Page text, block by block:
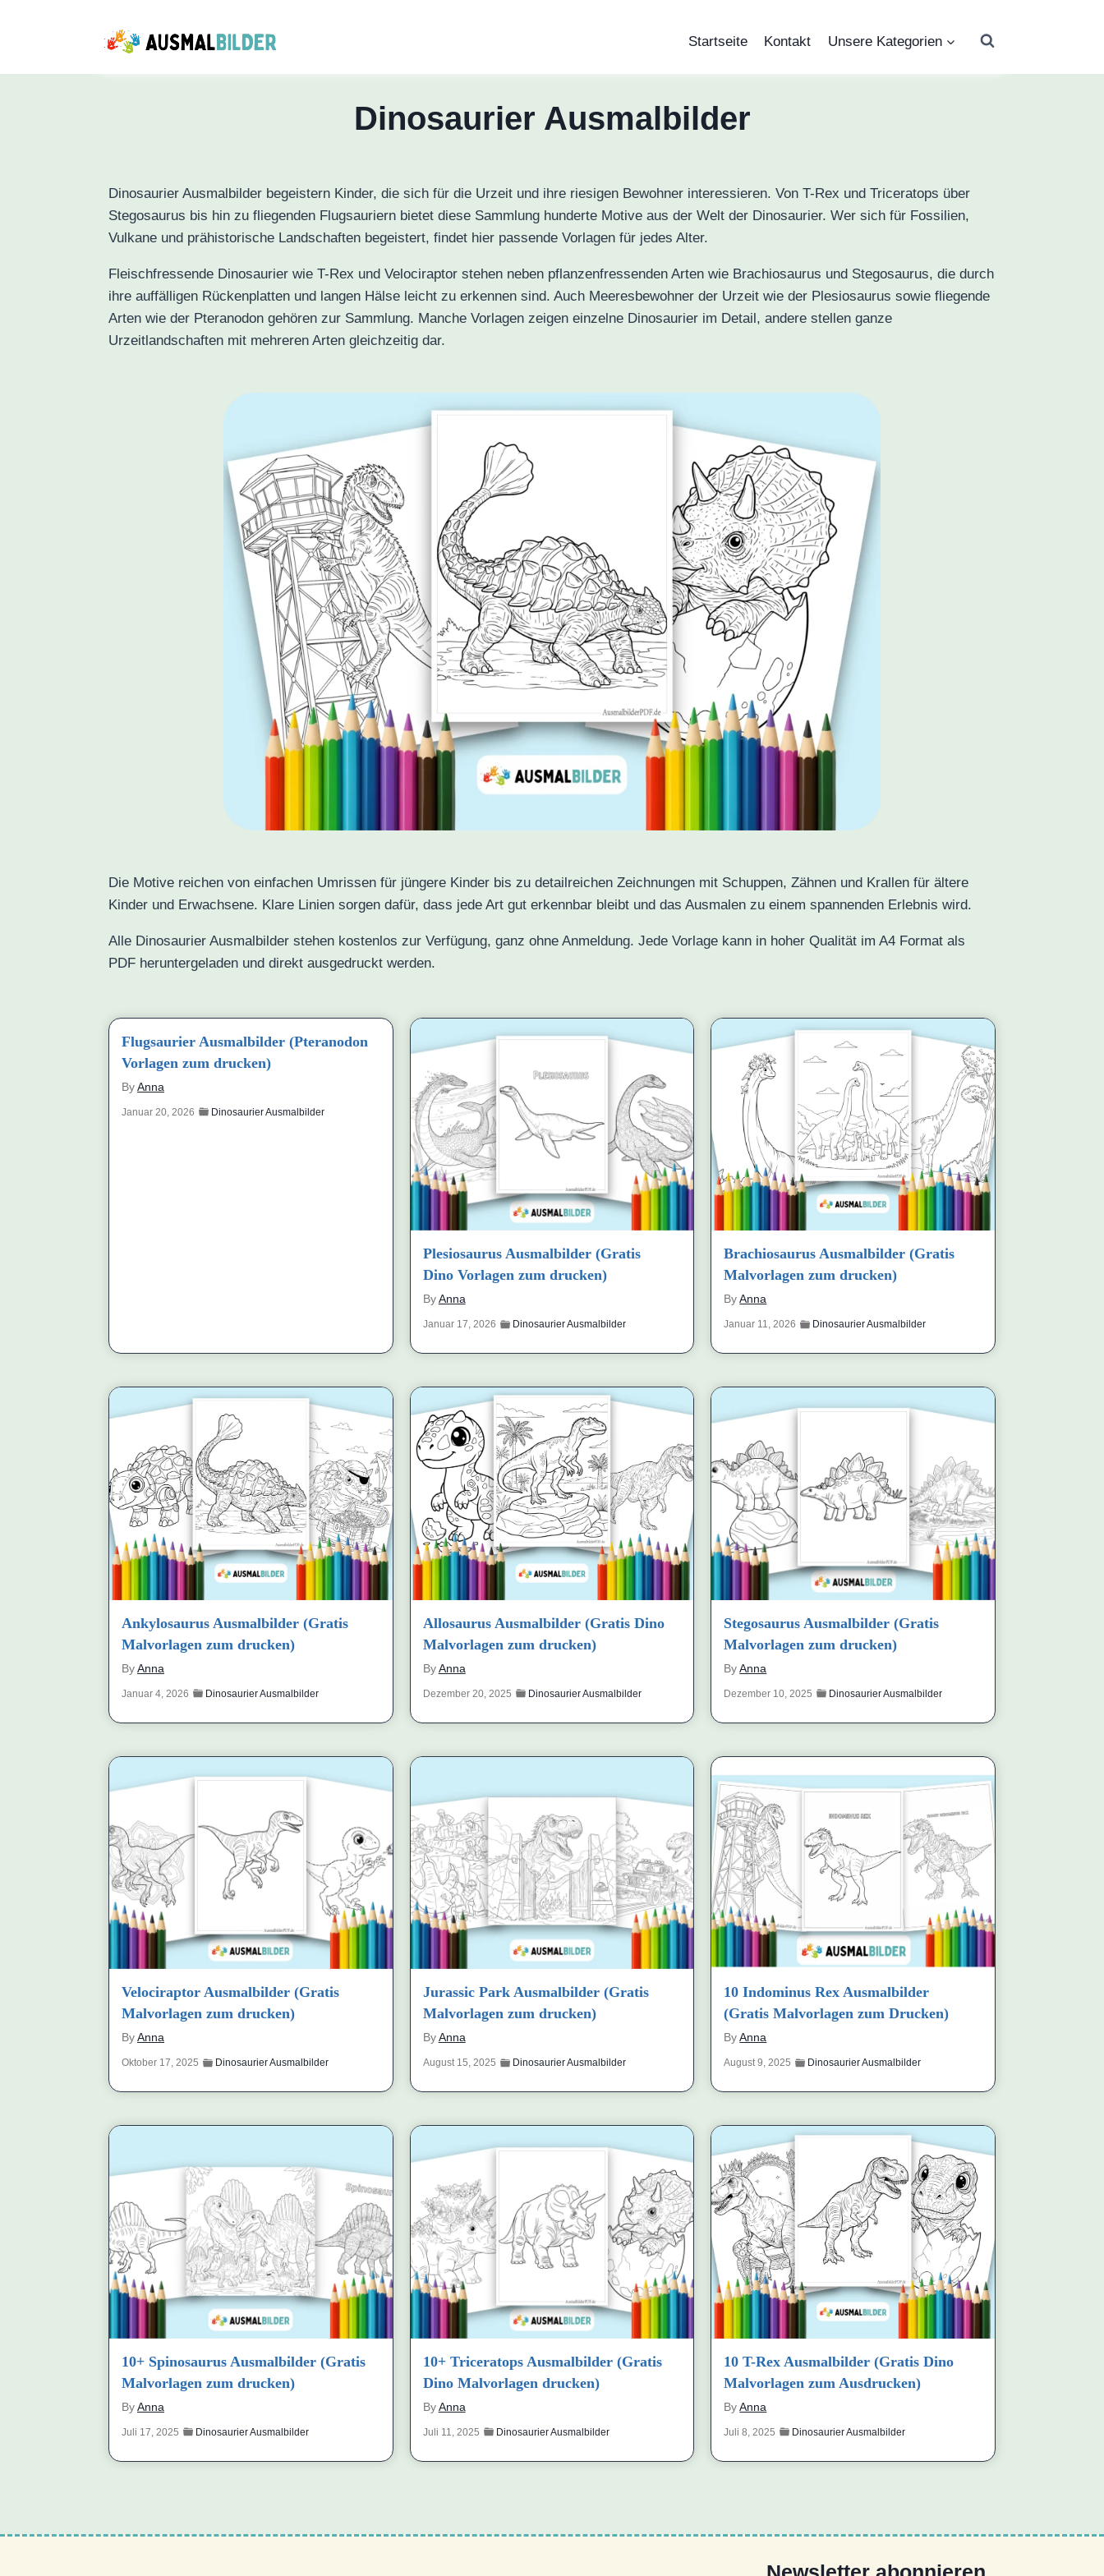
Startseite Kontakt Unsere Kategorien
Dinosaurier Ausmalbilder
Dinosaurier Ausmalbilder begeistern Kinder, die sich für die Urzeit und ihre riesigen Bewohner interessieren. Von T-Rex und Triceratops über
Stegosaurus bis hin zu fliegenden Flugsauriern bietet diese Sammlung hunderte Motive aus der Welt der Dinosaurier. Wer sich für Fossilien,
Vulkane und prähistorische Landschaften begeistert, findet hier passende Vorlagen für jedes Alter.
Fleischfressende Dinosaurier wie T-Rex und Velociraptor stehen neben pflanzenfressenden Arten wie Brachiosaurus und Stegosaurus, die durch
ihre auffälligen Rückenplatten und langen Hälse leicht zu erkennen sind. Auch Meeresbewohner der Urzeit wie der Plesiosaurus sowie fliegende
Arten wie der Pteranodon gehören zur Sammlung. Manche Vorlagen zeigen einzelne Dinosaurier im Detail, andere stellen ganze
Urzeitlandschaften mit mehreren Arten gleichzeitig dar.
Die Motive reichen von einfachen Umrissen für jüngere Kinder bis zu detailreichen Zeichnungen mit Schuppen, Zähnen und Krallen für ältere
Kinder und Erwachsene. Klare Linien sorgen dafür, dass jede Art gut erkennbar bleibt und das Ausmalen zu einem spannenden Erlebnis wird.
Alle Dinosaurier Ausmalbilder stehen kostenlos zur Verfügung, ganz ohne Anmeldung. Jede Vorlage kann in hoher Qualität im A4 Format als
PDF heruntergeladen und direkt ausgedruckt werden.
Flugsaurier Ausmalbilder (Pteranodon
Vorlagen zum drucken)
ByAnna
Januar 20, 2026 Dinosaurier Ausmalbilder
Plesiosaurus Ausmalbilder (Gratis
Dino Vorlagen zum drucken)
ByAnna
Januar 17, 2026 Dinosaurier Ausmalbilder
Brachiosaurus Ausmalbilder (Gratis
Malvorlagen zum drucken)
ByAnna
Januar 11, 2026 Dinosaurier Ausmalbilder
Ankylosaurus Ausmalbilder (Gratis
Malvorlagen zum drucken)
ByAnna
Januar 4, 2026 Dinosaurier Ausmalbilder
Allosaurus Ausmalbilder (Gratis Dino
Malvorlagen zum drucken)
ByAnna
Dezember 20, 2025 Dinosaurier Ausmalbilder
Stegosaurus Ausmalbilder (Gratis
Malvorlagen zum drucken)
ByAnna
Dezember 10, 2025 Dinosaurier Ausmalbilder
Velociraptor Ausmalbilder (Gratis
Malvorlagen zum drucken)
ByAnna
Oktober 17, 2025 Dinosaurier Ausmalbilder
Jurassic Park Ausmalbilder (Gratis
Malvorlagen zum drucken)
ByAnna
August 15, 2025 Dinosaurier Ausmalbilder
10 Indominus Rex Ausmalbilder
(Gratis Malvorlagen zum Drucken)
ByAnna
August 9, 2025 Dinosaurier Ausmalbilder
10+ Spinosaurus Ausmalbilder (Gratis
Malvorlagen zum drucken)
ByAnna
Juli 17, 2025 Dinosaurier Ausmalbilder
10+ Triceratops Ausmalbilder (Gratis
Dino Malvorlagen drucken)
ByAnna
Juli 11, 2025 Dinosaurier Ausmalbilder
10 T-Rex Ausmalbilder (Gratis Dino
Malvorlagen zum Ausdrucken)
ByAnna
Juli 8, 2025 Dinosaurier Ausmalbilder